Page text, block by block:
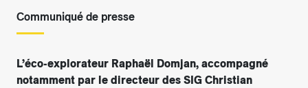
Communiqué de presse
L’éco-explorateur Raphaël Domjan, accompagné
notamment par le directeur des SIG Christian